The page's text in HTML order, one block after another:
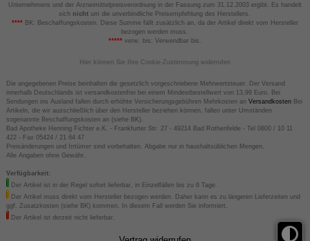
Unternehmens und der Arzneimittelpreisverordnung in der Fassung zum 31.12.2003 ergibt. Es handelt
sich nicht um die unverbindliche Preisempfehlung des Herstellers.
****BK: Beschaffungskosten. Diese Summe fällt zusätzlich an, da der Artikel direkt vom Hersteller
bezogen werden muss.
*****verw. bis: Verwendbar bis.
Hier können Sie Ihre Cookie-Zustimmung widerrufen
Die angegebenen Preise beinhalten die gesetzlich vorgeschriebene Mehrwertsteuer. Der Versand
innerhalb Deutschlands ist versandkostenfrei bei einem Mindestbestellwert von 13,99 Euro. Bei
Sendungen ins Ausland fallen durch erhöhte Versicherungsgebühren Mehrkosten an VersandkostenBei
Artikeln, die wir ausschließlich über den Hersteller beziehen können, fallen unter Umständen
sogenannte Beschaffungskosten an (siehe BK).
Bad Apotheke Henning Fichter e.K. - Frankfurter Str. 27 - 49214 Bad Rothenfelde - Tel 0800 / 10 11
422 - Fax 05424 / 21 64 47
Preisänderungen und Irrtümer sind vorbehalten. Abgabe nur in haushaltsüblichen Mengen.
Alle Angaben ohne Gewähr.
Verfügbarkeit:
Der Artikel ist in der Regel sofort lieferbar, in Einzelfällen bis zu 6 Tage.
Der Artikel muss direkt vom Hersteller bezogen werden. Daher kann es zu längeren Lieferzeiten und
ggf. Zusatzkosten (siehe BK) kommen. In diesem Fall werden Sie informiert.
Der Artikel ist derzeit nicht lieferbar.